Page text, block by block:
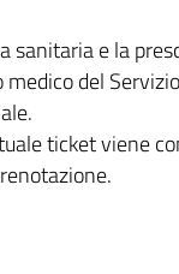
sanitaria e la
del
ticket viene